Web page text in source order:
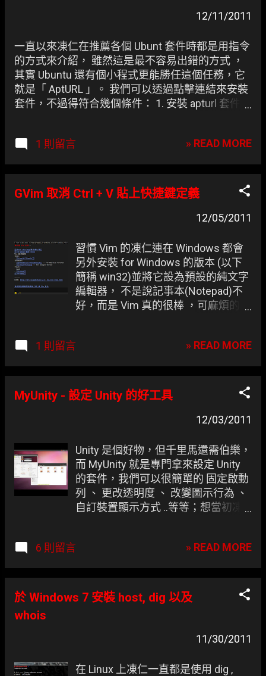
12/11/2011
一直以來凍仁在推薦各個 Ubunt 套件時都是用指令
的方式來介紹， 雖然這是最不容易出錯的方式 ，
其實 Ubuntu 還有個小程式更能勝任這個任務，它
就是「 AptURL 」。 我們可以透過點擊連結來安裝
套件，不過得符合幾個條件： 1. 安裝 apturl 套件，
件，也就是說其他的套件得在手動加入套件來源後
OpenFoundry
1 則留言 » READ MORE
GVim 取消 Ctrl + V 貼上快捷鍵定義
12/05/2011
習慣 Vim 的凍仁連在 Windows 都會
另外安裝 for Windows 的版本 (以下
簡稱 win32)並將它設為預設的純文字
編輯器， 不是說記事本(Notepad)不
好，而是 Vim 真的很棒 ，可麻煩的是
取預設是使用 Ctrl + Q 。
1 則留言 » READ MORE
MyUnity - 設定 Unity 的好工具
12/03/2011
Unity 是個好物，但千里馬還需伯樂，
而 MyUnity 就是專門拿來設定 Unity
的套件，我們可以很簡單的 固定啟動
列 、 更改透明度 、 改變圖示行為 、
自訂裝置顯示方式 ..等等；想當初凍
(Behavior)， 但這樣真的一點都不好
MyUnity 示範影片。
6 則留言 » READ MORE
於 Windows 7 安裝 host, dig 以及
whois
11/30/2011
在 Linux 上凍仁一直都是使用 dig ,